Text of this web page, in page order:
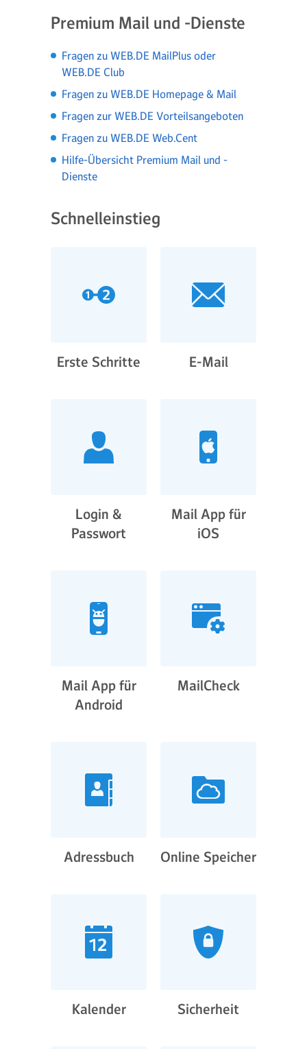
Premium Mail und -Dienste
Fragen zu WEB.DE MailPlus oder
WEB.DE Club
Fragen zu WEB.DE Homepage & Mail
Fragen zur WEB.DE Vorteilsangeboten
Fragen zu WEB.DE Web.Cent
Hilfe-Übersicht Premium Mail und -
Dienste
Schnelleinstieg
Erste Schritte E-Mail
Login &
Passwort
Mail App für
iOS
Mail App für
Android
MailCheck
Adressbuch Online Speicher
Kalender Sicherheit